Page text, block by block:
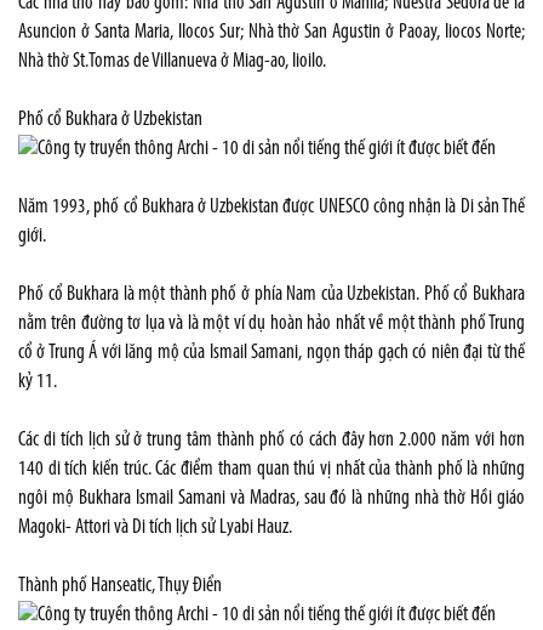
Asuncion ở Santa Maria, IIocos Sur; Nhà thờ San Agustin ở Paoay, Iiocos Norte;
Nhà thờ St.Tomas de Villanueva ở Miag-ao, Iioilo.
Phố cổ Bukhara ở Uzbekistan
Năm 1993, phố cổ Bukhara ở Uzbekistan được UNESCO công nhận là Di sản Thế
giới.
Phố cổ Bukhara là một thành phố ở phía Nam của Uzbekistan. Phố cổ Bukhara
nằm trên đường tơ lụa và là một ví dụ hoàn hảo nhất về một thành phố Trung
cổ ở Trung Á với lăng mộ của Ismail Samani, ngọn tháp gạch có niên đại từ thế
kỷ 11.
Các di tích lịch sử ở trung tâm thành phố có cách đây hơn 2.000 năm với hơn
140 di tích kiến trúc. Các điểm tham quan thú vị nhất của thành phố là những
ngôi mộ Bukhara Ismail Samani và Madras, sau đó là những nhà thờ Hồi giáo
Magoki- Attori và Di tích lịch sử Lyabi Hauz.
Thành phố Hanseatic, Thụy Điển